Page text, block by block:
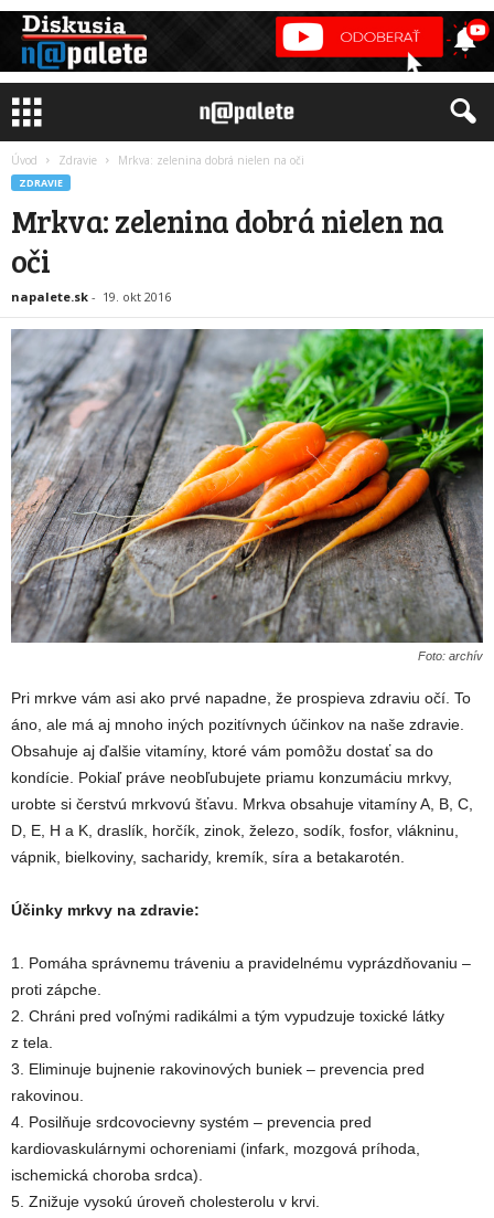
Úvod Zdravie Mrkva: zelenina dobrá nielen na oči
ZDRAVIE
Mrkva: zelenina dobrá nielen na
oči
napalete.sk - 19. okt 2016
Foto: archív
Pri mrkve vám asi ako prvé napadne, že prospieva zdraviu očí. To
áno, ale má aj mnoho iných pozitívnych účinkov na naše zdravie.
Obsahuje aj ďalšie vitamíny, ktoré vám pomôžu dostať sa do
kondície. Pokiaľ práve neobľubujete priamu konzumáciu mrkvy,
urobte si čerstvú mrkvovú šťavu. Mrkva obsahuje vitamíny A, B, C,
D, E, H a K, draslík, horčík, zinok, železo, sodík, fosfor, vlákninu,
vápnik, bielkoviny, sacharidy, kremík, síra a betakarotén.
Účinky mrkvy na zdravie:
1. Pomáha správnemu tráveniu a pravidelnému vyprázdňovaniu –
proti zápche.
2. Chráni pred voľnými radikálmi a tým vypudzuje toxické látky
z tela.
3. Eliminuje bujnenie rakovinových buniek – prevencia pred
rakovinou.
4. Posilňuje srdcovocievny systém – prevencia pred
kardiovaskulárnymi ochoreniami (infark, mozgová príhoda,
ischemická choroba srdca).
5. Znižuje vysokú úroveň cholesterolu v krvi.